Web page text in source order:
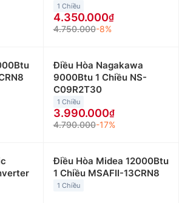
1 Chiều
4.350.000
4.750.000-8%
Điều Hòa Nagakawa
9000Btu 1 Chiều NS-
C09R2T30
1 Chiều
3.990.000
4.790.000-17%
Điều Hòa Midea 12000Btu
1 Chiều MSAFII-13CRN8
1 Chiều